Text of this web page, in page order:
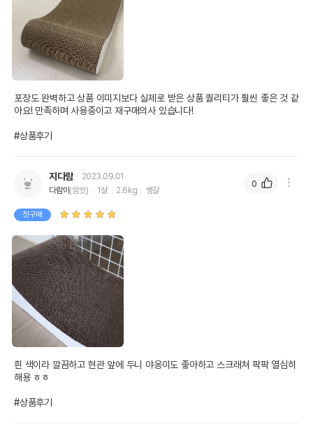
상품 필수 정보
품명 및 모델명
법에 의한 인증,허가 등을
받았음을 확인할수 있는
경우 그에 대한 사항
제조국 또는 원산지
제조자,수입품의 경우
AS책임자와 전화번호
전화번호
포장도 완벽하고 상품 이미지보다 실제로 받은 상품 퀄리티가 훨씬 좋은 것 같
아요! 만족하며 사용중이고 재구매의사 있습니다!
#상품후기
지다람
2023.09.01
다람이 (암컷) 1살 2.6kg 뱅갈
첫구매
흰 색이라 깔끔하고 현관 앞에 두니 야옹이도 좋아하고 스크래쳐 팍팍 열심히
해용 ㅎㅎ
#상품후기
0